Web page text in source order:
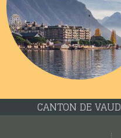
CANTON DE VAUD